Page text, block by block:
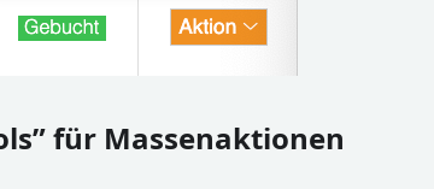
für Massenaktionen